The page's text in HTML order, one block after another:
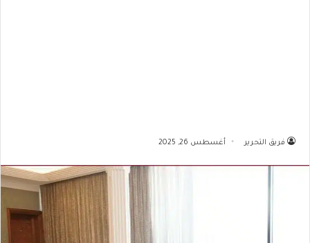
فريق التحرير أغسطس 26, 2025